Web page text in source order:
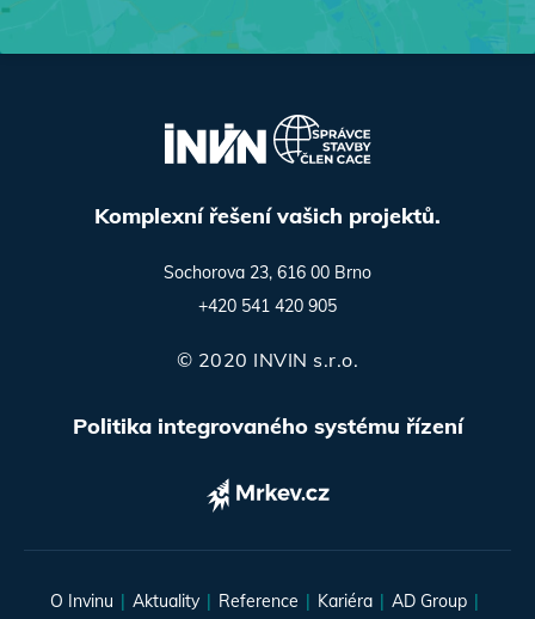
Komplexní řešení vašich projektů.
Sochorova 23, 616 00 Brno
+420 541 420 905
© 2020 INVIN s.r.o.
Politika integrovaného systému řízení
O Invinu Aktuality Reference Kariéra
AD Group